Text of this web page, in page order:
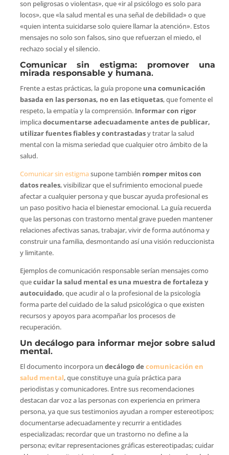
son peligrosas o violentas», que «ir al psicólogo es solo para
locos», que «la salud mental es una señal de debilidad» o que
«quien intenta suicidarse solo quiere llamar la atención». Estos
mensajes no solo son falsos, sino que refuerzan el miedo, el
rechazo social y el silencio.
Comunicar sin estigma: promover una
mirada responsable y humana.
Frente a estas prácticas, la guía propone una comunicación
basada en las personas, no en las etiquetas, que fomente el
respeto, la empatía y la comprensión. Informar con rigor
implicadocumentarse adecuadamente antes de publicar,
utilizar fuentes fiables y contrastadasy tratar la salud
mental con la misma seriedad que cualquier otro ámbito de la
salud.
Comunicar sin estigmasupone también romper mitos con
datos reales, visibilizar que el sufrimiento emocional puede
afectar a cualquier persona y que buscar ayuda profesional es
un paso positivo hacia el bienestar emocional. La guía recuerda
que las personas con trastorno mental grave pueden mantener
relaciones afectivas sanas, trabajar, vivir de forma autónoma y
construir una familia, desmontando así una visión reduccionista
y limitante.
Ejemplos de comunicación responsable serían mensajes como
quecuidar la salud mental es una muestra de fortaleza y
autocuidado, que acudir al o la profesional de la psicología
forma parte del cuidado de la salud psicológica o que existen
recursos y apoyos para acompañar los procesos de
recuperación.
Un decálogo para informar mejor sobre salud
mental.
El documento incorpora un decálogo de comunicación en
salud mental, que constituye una guía práctica para
periodistas y comunicadores. Entre sus recomendaciones
destacan dar voz a las personas con experiencia en primera
persona, ya que sus testimonios ayudan a romper estereotipos;
documentarse adecuadamente y recurrir a entidades
especializadas; recordar que un trastorno no define a la
persona; evitar representaciones gráficas estereotipadas; cuidar